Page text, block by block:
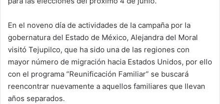
En el noveno día de actividades de la campaña por la
gobernatura del Estado de México, Alejandra del Moral
visitó Tejupilco, que ha sido una de las regiones con
mayor número de migración hacia Estados Unidos, por ello
con el programa “Reunificación Familiar” se buscará
reencontrar nuevamente a aquellos familiares que llevan
años separados.